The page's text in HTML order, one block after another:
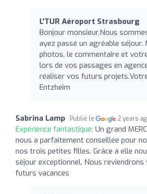
L'TUR Aéroport Strasbourg
Bonjour monsieur,Nous
ayez passé un agréable séjour.
photos, le commentaire et
lors de vos passages en
réaliser vos futurs
Entzheim
Sabrina Lamp Publié le 2 years
Expérience fantastique: Un grand
nous a parfaitement conseillée pour
nos trois petites filles. Grâce à elle
séjour exceptionnel. Nous
futurs vacances